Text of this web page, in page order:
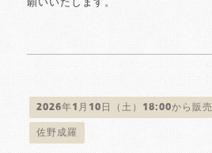
願いいたします。
2026年1月10日（土）18:00から販売
佐野成羅